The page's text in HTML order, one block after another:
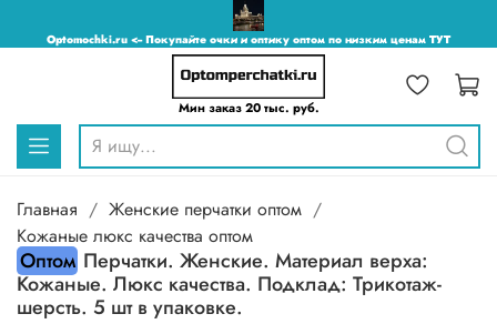
Optomochki.ru <-- Покупайте очки и оптику оптом по низким ценам ТУТ
Мин заказ 20 тыс. руб.
Главная
Женские перчатки оптом
Кожаные люкс качества оптом
Оптом Перчатки. Женские. Материал верха:
Кожаные. Люкс качества. Подклад: Трикотаж-
шерсть. 5 шт в упаковке.